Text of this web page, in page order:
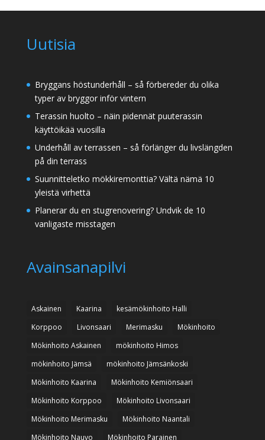
Uutisia
Bryggans höstunderhåll – så förbereder du olika
typer av bryggor inför vintern
Terassin huolto – näin pidennät puuterassin
käyttöikää vuosilla
Underhåll av terrassen – så förlänger du livslängden
på din terrass
Suunnitteletko mökkiremonttia? Vältä nämä 10
yleistä virhettä
Planerar du en stugrenovering? Undvik de 10
vanligaste misstagen
Avainsanapilvi
Askainen Kaarina
kesämökinhoito Halli
Korppoo
Livonsaari Merimasku
Mökinhoito
Mökinhoito Askainen
mökinhoito Himos
mökinhoito Jämsä
mökinhoito Jämsänkoski
Mökinhoito Kaarina
Mökinhoito Kemiönsaari
Mökinhoito Korppoo
Mökinhoito Livonsaari
Mökinhoito Merimasku
Mökinhoito Naantali
Mökinhoito Nauvo
Mökinhoito Parainen